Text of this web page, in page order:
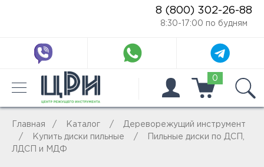
8 (800) 302-26-88
8:30-17:00 по будням
0
Главная Каталог
Дереворежущий инструмент
Купить диски пильные
Пильные диски по ДСП,
ЛДСП и МДФ